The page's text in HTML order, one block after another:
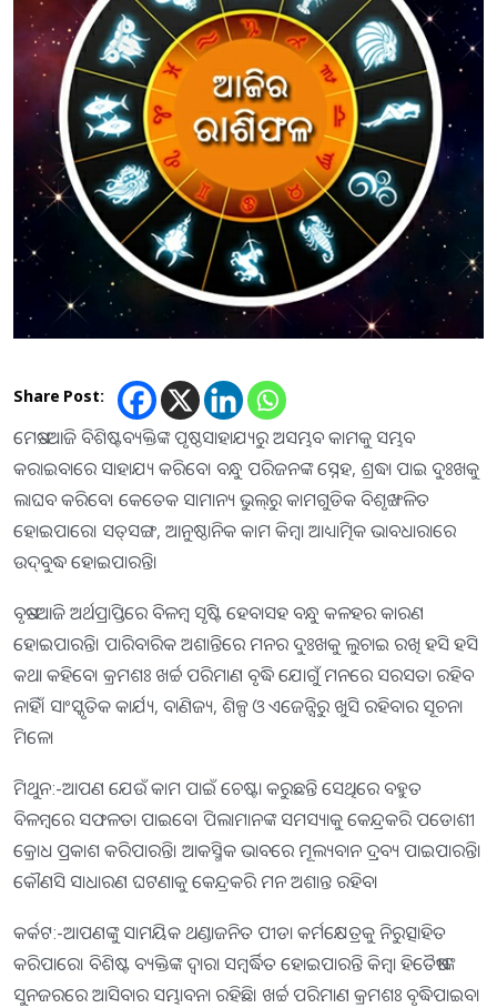
Share Post:
ମେଷ:-ଆଜି ବିଶିଷ୍ଟବ୍ୟକ୍ତିଙ୍କ ପୃଷ୍ଠସାହାଯ୍ୟରୁ ଅସମ୍ଭବ କାମକୁ ସମ୍ଭବ
କରାଇବାରେ ସାହାଯ୍ୟ କରିବେ। ବନ୍ଧୁ ପରିଜନଙ୍କ ସ୍ନେହ, ଶ୍ରଦ୍ଧା ପାଇ ଦୁଃଖକୁ
ଲାଘବ କରିବେ। କେତେକ ସାମାନ୍ୟ ଭୁଲ୍‌ରୁ କାମଗୁଡିକ ବିଶୃଙ୍ଖଳିତ
ହୋଇପାରେ। ସତ୍‌ସଙ୍ଗ, ଆନୁଷ୍ଠାନିକ କାମ କିମ୍ବା ଆଧ୍ୟାତ୍ମିକ ଭାବଧାରାରେ
ଉଦ୍‌ବୁଦ୍ଧ ହୋଇପାରନ୍ତି।
ବୃଷ:-ଆଜି ଅର୍ଥପ୍ରାପ୍ତିରେ ବିଳମ୍ବ ସୃଷ୍ଟି ହେବାସହ ବନ୍ଧୁ କଳହର କାରଣ
ହୋଇପାରନ୍ତି। ପାରିବାରିକ ଅଶାନ୍ତିରେ ମନର ଦୁଃଖକୁ ଲୁଚାଇ ରଖି ହସି ହସି
କଥା କହିବେ। କ୍ରମଶଃ ଖର୍ଚ୍ଚ ପରିମାଣ ବୃଦ୍ଧି ଯୋଗୁଁ ମନରେ ସରସତା ରହିବ
ନାହିଁ। ସାଂସ୍କୃତିକ କାର୍ଯ୍ୟ, ବାଣିଜ୍ୟ, ଶିଳ୍ପ ଓ ଏଜେନ୍ସିରୁ ଖୁସି ରହିବାର ସୂଚନା
ମିଳେ।
ମିଥୁନ:-ଆପଣ ଯେଉଁ କାମ ପାଇଁ ଚେଷ୍ଟା କରୁଛନ୍ତି ସେଥିରେ ବହୁତ
ବିଳମ୍ବରେ ସଫଳତା ପାଇବେ। ପିଲାମାନଙ୍କ ସମସ୍ୟାକୁ କେନ୍ଦ୍ରକରି ପଡୋଶୀ
କ୍ରୋଧ ପ୍ରକାଶ କରିପାରନ୍ତି। ଆକସ୍ମିକ ଭାବରେ ମୂଲ୍ୟବାନ ଦ୍ରବ୍ୟ ପାଇପାରନ୍ତି।
କୌଣସି ସାଧାରଣ ଘଟଣାକୁ କେନ୍ଦ୍ରକରି ମନ ଅଶାନ୍ତ ରହିବ।
କର୍କଟ:-ଆପଣଙ୍କୁ ସାମୟିକ ଥଣ୍ଡାଜନିତ ପୀଡା କର୍ମକ୍ଷେତ୍ରକୁ ନିରୁତ୍ସାହିତ
କରିପାରେ। ବିଶିଷ୍ଟ ବ୍ୟକ୍ତିଙ୍କ ଦ୍ୱାରା ସମ୍ବର୍ଦ୍ଧିତ ହୋଇପାରନ୍ତି କିମ୍ବା ହିତୈଷୀଙ୍କ
ସୁନଜରରେ ଆସିବାର ସମ୍ଭାବନା ରହିଛି। ଖର୍ଚ୍ଚ ପରିମାଣ କ୍ରମଶଃ ବୃଦ୍ଧିପାଇବା